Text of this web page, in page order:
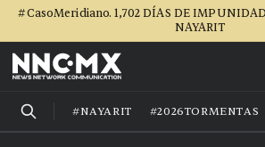
#CasoMeridiano. 1,702 DÍAS DE
NAYARIT
#NAYARIT #2026TORMENTAS